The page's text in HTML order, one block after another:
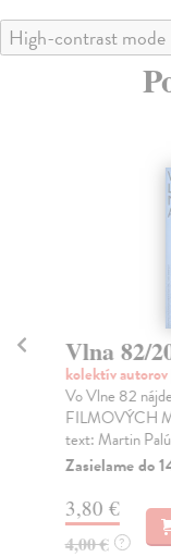
High-contrast mode
Vlna 82/
kolektív autorov
Vo Vlne 82
FILMOVÝCH
text: Martin
Zasielame do
3,80 €
4,00 € ?